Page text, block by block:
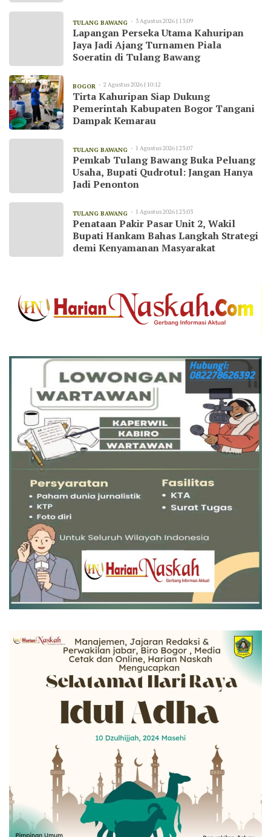
TULANG BAWANG 3 Agustus 2026 | 13:09
Lapangan Perseka Utama Kahuripan
Jaya Jadi Ajang Turnamen Piala
Soeratin di Tulang Bawang
BOGOR 2 Agustus 2026 | 10:12
Tirta Kahuripan Siap Dukung
Pemerintah Kabupaten Bogor Tangani
Dampak Kemarau
TULANG BAWANG 1 Agustus 2026 | 23:07
Pemkab Tulang Bawang Buka Peluang
Usaha, Bupati Qudrotul: Jangan Hanya
Jadi Penonton
TULANG BAWANG 1 Agustus 2026 | 23:03
Penataan Pakir Pasar Unit 2, Wakil
Bupati Hankam Bahas Langkah Strategi
demi Kenyamanan Masyarakat